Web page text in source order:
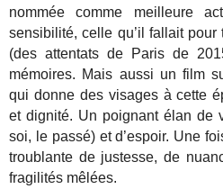
nommée comme meilleure
sensibilité, celle qu’il fallait
(des attentats de Paris de
mémoires. Mais aussi un film
qui donne des visages à cette
et dignité. Un poignant élan de
soi, le passé) et d’espoir. Une
troublante de justesse, de
fragilités mêlées.